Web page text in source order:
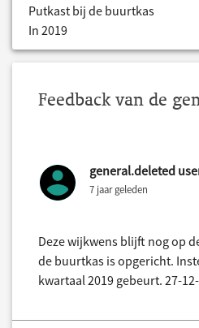
Putkast bij de buurtkas
In 2019
Feedback van de
general.deleted
7 jaar geleden
Deze wijkwens blijft nog op
de buurtkas is opgericht.
kwartaal 2019 gebeurt. 27-